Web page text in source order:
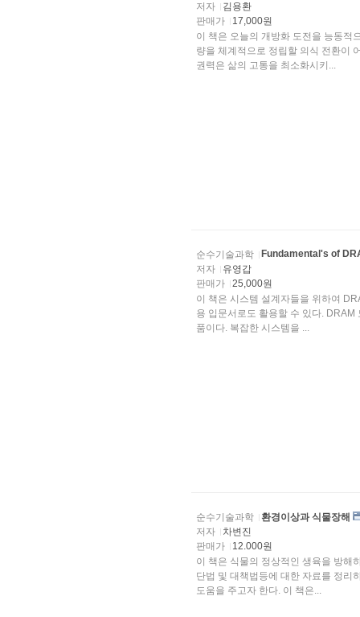
저자
김용환
판매가
17,000원
이 책은 오늘의 개방화 도전을 능동적으로 이겨나가
량을 체계적으로 정립할 의식 전환이
권력은 삶의 고통을 최소화시키...
순수기술과학
Fundamental's of
저자
유영갑
판매가
25,000원
이 책은 시스템 설계자들을 위하여
용 입문서로도 활용할 수 있다. DRAM 모듈은 통신, 제어, 컴퓨터 등 시스템 온 칩의 필수적인 부분
품이다. 복잡한 시스템을 ...
순수기술과학
환경이상과 식물장해
저자
차변진
판매가
12.000원
이 책은 식물의 정상적인 생육을 방해
단법 및 대책법등에 대한 자료를 정리하여 식물보호를 공부하는 학생들 및 관련분야 종사자들에게
도움을 주고자 한다. 이 책은...